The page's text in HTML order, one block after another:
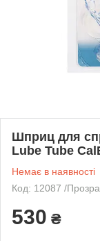
Шприц для
Lube Tube
Немає в наявності
Код: 12087 /
530 ₴